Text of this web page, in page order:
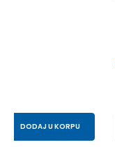
DODAJ U KORPU